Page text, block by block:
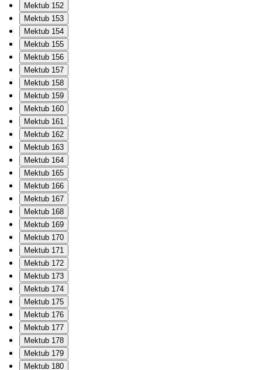
Mektub 152
Mektub 153
Mektub 154
Mektub 155
Mektub 156
Mektub 157
Mektub 158
Mektub 159
Mektub 160
Mektub 161
Mektub 162
Mektub 163
Mektub 164
Mektub 165
Mektub 166
Mektub 167
Mektub 168
Mektub 169
Mektub 170
Mektub 171
Mektub 172
Mektub 173
Mektub 174
Mektub 175
Mektub 176
Mektub 177
Mektub 178
Mektub 179
Mektub 180